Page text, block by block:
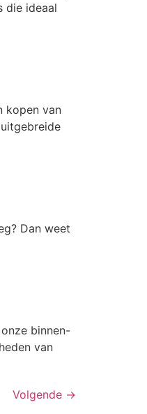
die ideaal
kopen van
Dan weet
binnen-
van
Volgende →